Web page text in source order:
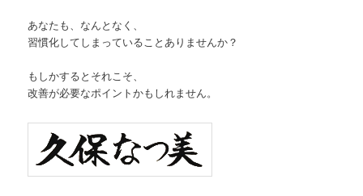
あなたも、なんとなく、
習慣化してしまっていることありませんか？
もしかするとそれこそ、
改善が必要なポイントかもしれません。